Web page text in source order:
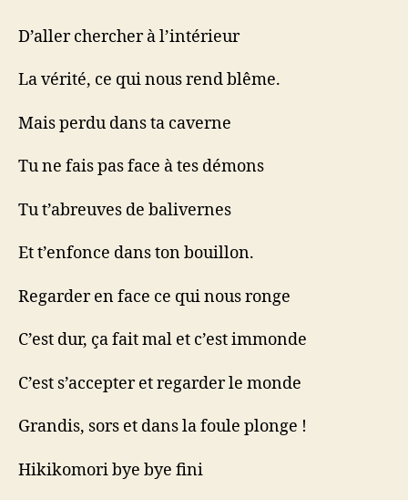
D’aller chercher à l’intérieur
La vérité, ce qui nous rend blême.
Mais perdu dans ta caverne
Tu ne fais pas face à tes démons
Tu t’abreuves de balivernes
Et t’enfonce dans ton bouillon.
Regarder en face ce qui nous ronge
C’est dur, ça fait mal et c’est immonde
C’est s’accepter et regarder le monde
Grandis, sors et dans la foule plonge !
Hikikomori bye bye fini